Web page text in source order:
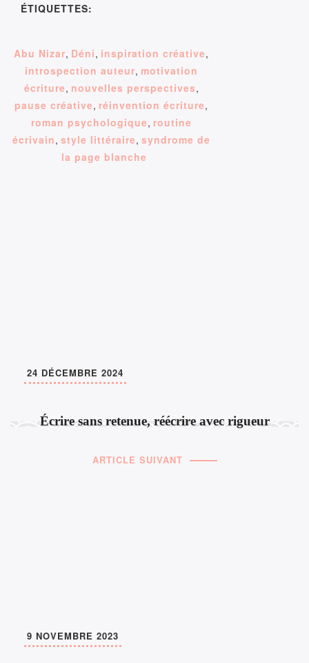
ÉTIQUETTES:
Abu Nizar, Déni, inspiration créative,
introspection auteur, motivation
écriture, nouvelles perspectives,
pause créative, réinvention écriture,
roman psychologique, routine
écrivain, style littéraire, syndrome de
la page blanche
Écrire sans retenue, réécrire avec rigueur
24 DÉCEMBRE 2024
ARTICLE SUIVANT
9 NOVEMBRE 2023